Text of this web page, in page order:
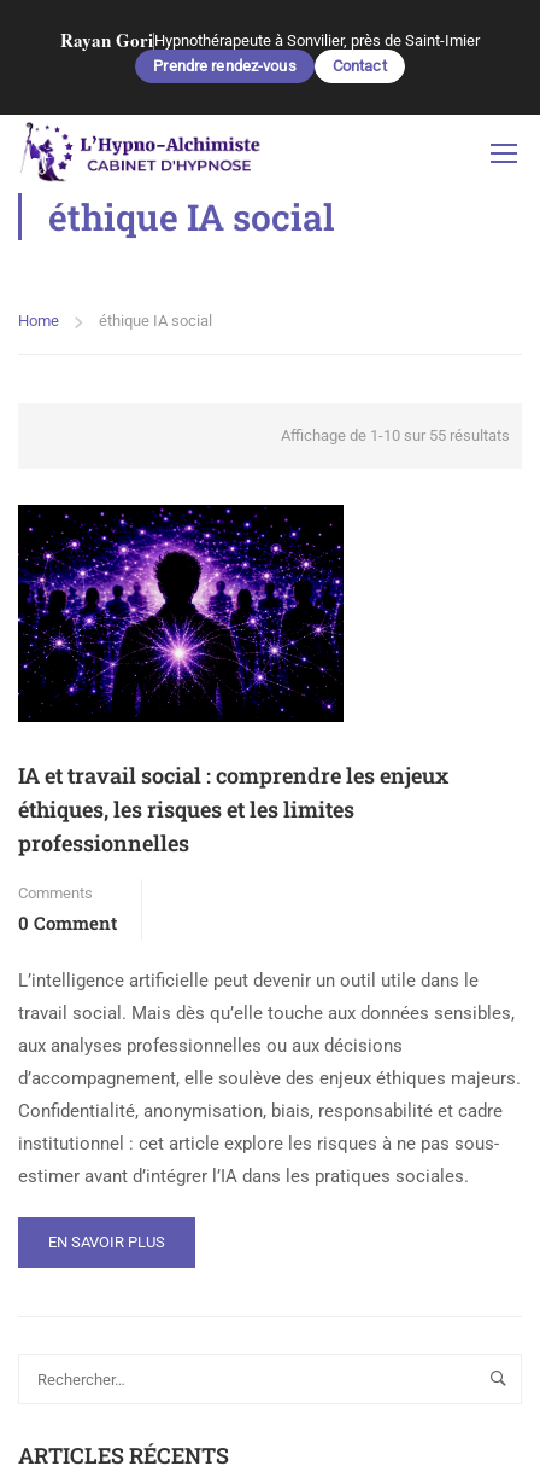
Rayan GoriHypnothérapeute à Sonvilier, près de Saint-Imier
Prendre rendez-vous
Contact
éthique IA social
Home éthique IA social
Affichage de 1-10 sur 55 résultats
IA et travail social : comprendre les enjeux
éthiques, les risques et les limites
professionnelles
Comments
0 Comment
L’intelligence artificielle peut devenir un outil utile dans le
travail social. Mais dès qu’elle touche aux données sensibles,
aux analyses professionnelles ou aux décisions
d’accompagnement, elle soulève des enjeux éthiques majeurs.
Confidentialité, anonymisation, biais, responsabilité et cadre
institutionnel : cet article explore les risques à ne pas sous-
estimer avant d’intégrer l’IA dans les pratiques sociales.
EN SAVOIR PLUS
ARTICLES RÉCENTS